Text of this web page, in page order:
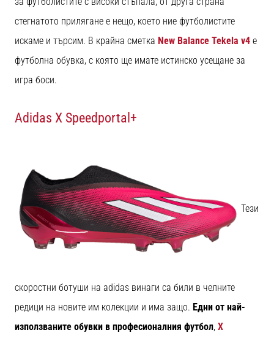
стегнатото прилягане е нещо, което ние футболистите
искаме и търсим. В крайна сметка New Balance Tekela v4 е
футболна обувка, с която ще имате истинско усещане за
игра боси.
Adidas X Speedportal+
Тези
скоростни ботуши на adidas винаги са били в челните
редици на новите им колекции и има защо. Едни от най-
използваните обувки в професионалния футбол, X